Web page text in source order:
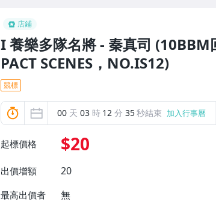
店鋪
I 養樂多隊名將 - 秦真司
PACT SCENES，NO.IS12)
競標
00 天 03 時 12 分 34秒結束 加入行事曆
起標價格 $20
出價增額 20
最高出價者 無